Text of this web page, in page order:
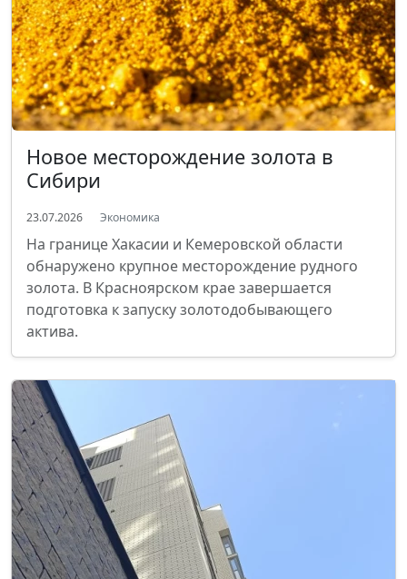
Новое месторождение золота в
Сибири
23.07.2026 Экономика
На границе Хакасии и Кемеровской области
обнаружено крупное месторождение рудного
золота. В Красноярском крае завершается
подготовка к запуску золотодобывающего
актива.